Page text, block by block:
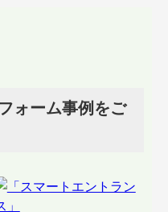
ォーム事例をご